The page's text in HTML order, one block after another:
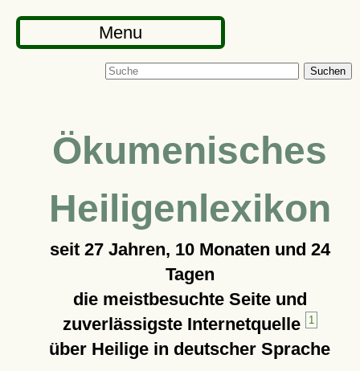
Menu
Suchen
Ökumenisches
Heiligenlexikon
seit 27 Jahren, 10 Monaten und 24
Tagen
die meistbesuchte Seite und
zuverlässigste Internetquelle
1
über Heilige in deutscher Sprache